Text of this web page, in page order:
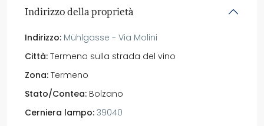
Indirizzo della proprietà
Indirizzo: Mühlgasse - Via Molini
Città: Termeno sulla strada del vino
Zona: Termeno
Stato/Contea: Bolzano
Cerniera lampo: 39040